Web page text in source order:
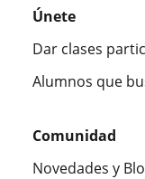
Únete
Dar clases
Alumnos que
Comunidad
Novedades y